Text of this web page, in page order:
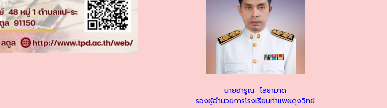
นายฮารูณ โสธามาด
รองผู้อำนวยการโรงเรียนท่าแพผดุงวิทย์